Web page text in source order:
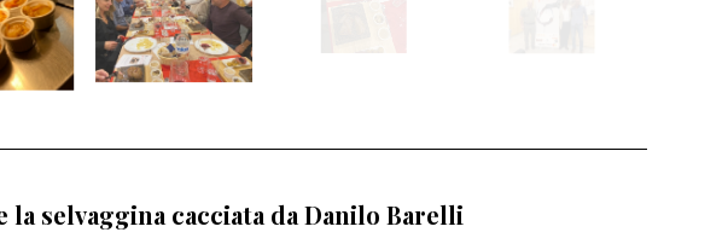
la selvaggina cacciata da Danilo Barelli